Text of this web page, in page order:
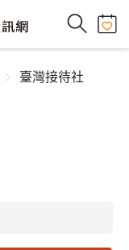
臺灣接待社